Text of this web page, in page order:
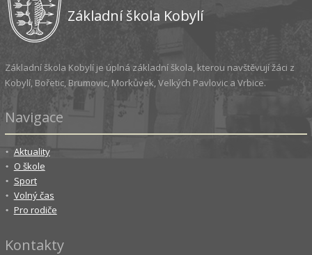
Základní škola Kobylí
Základní škola Kobylí je úplná základní škola, kterou navštěvují žáci z
Kobylí, Bořetic, Brumovic, Morkůvek, Velkých Pavlovic a Vrbice.
Navigace
Aktuality
O škole
Sport
Volný čas
Pro rodiče
Kontakty